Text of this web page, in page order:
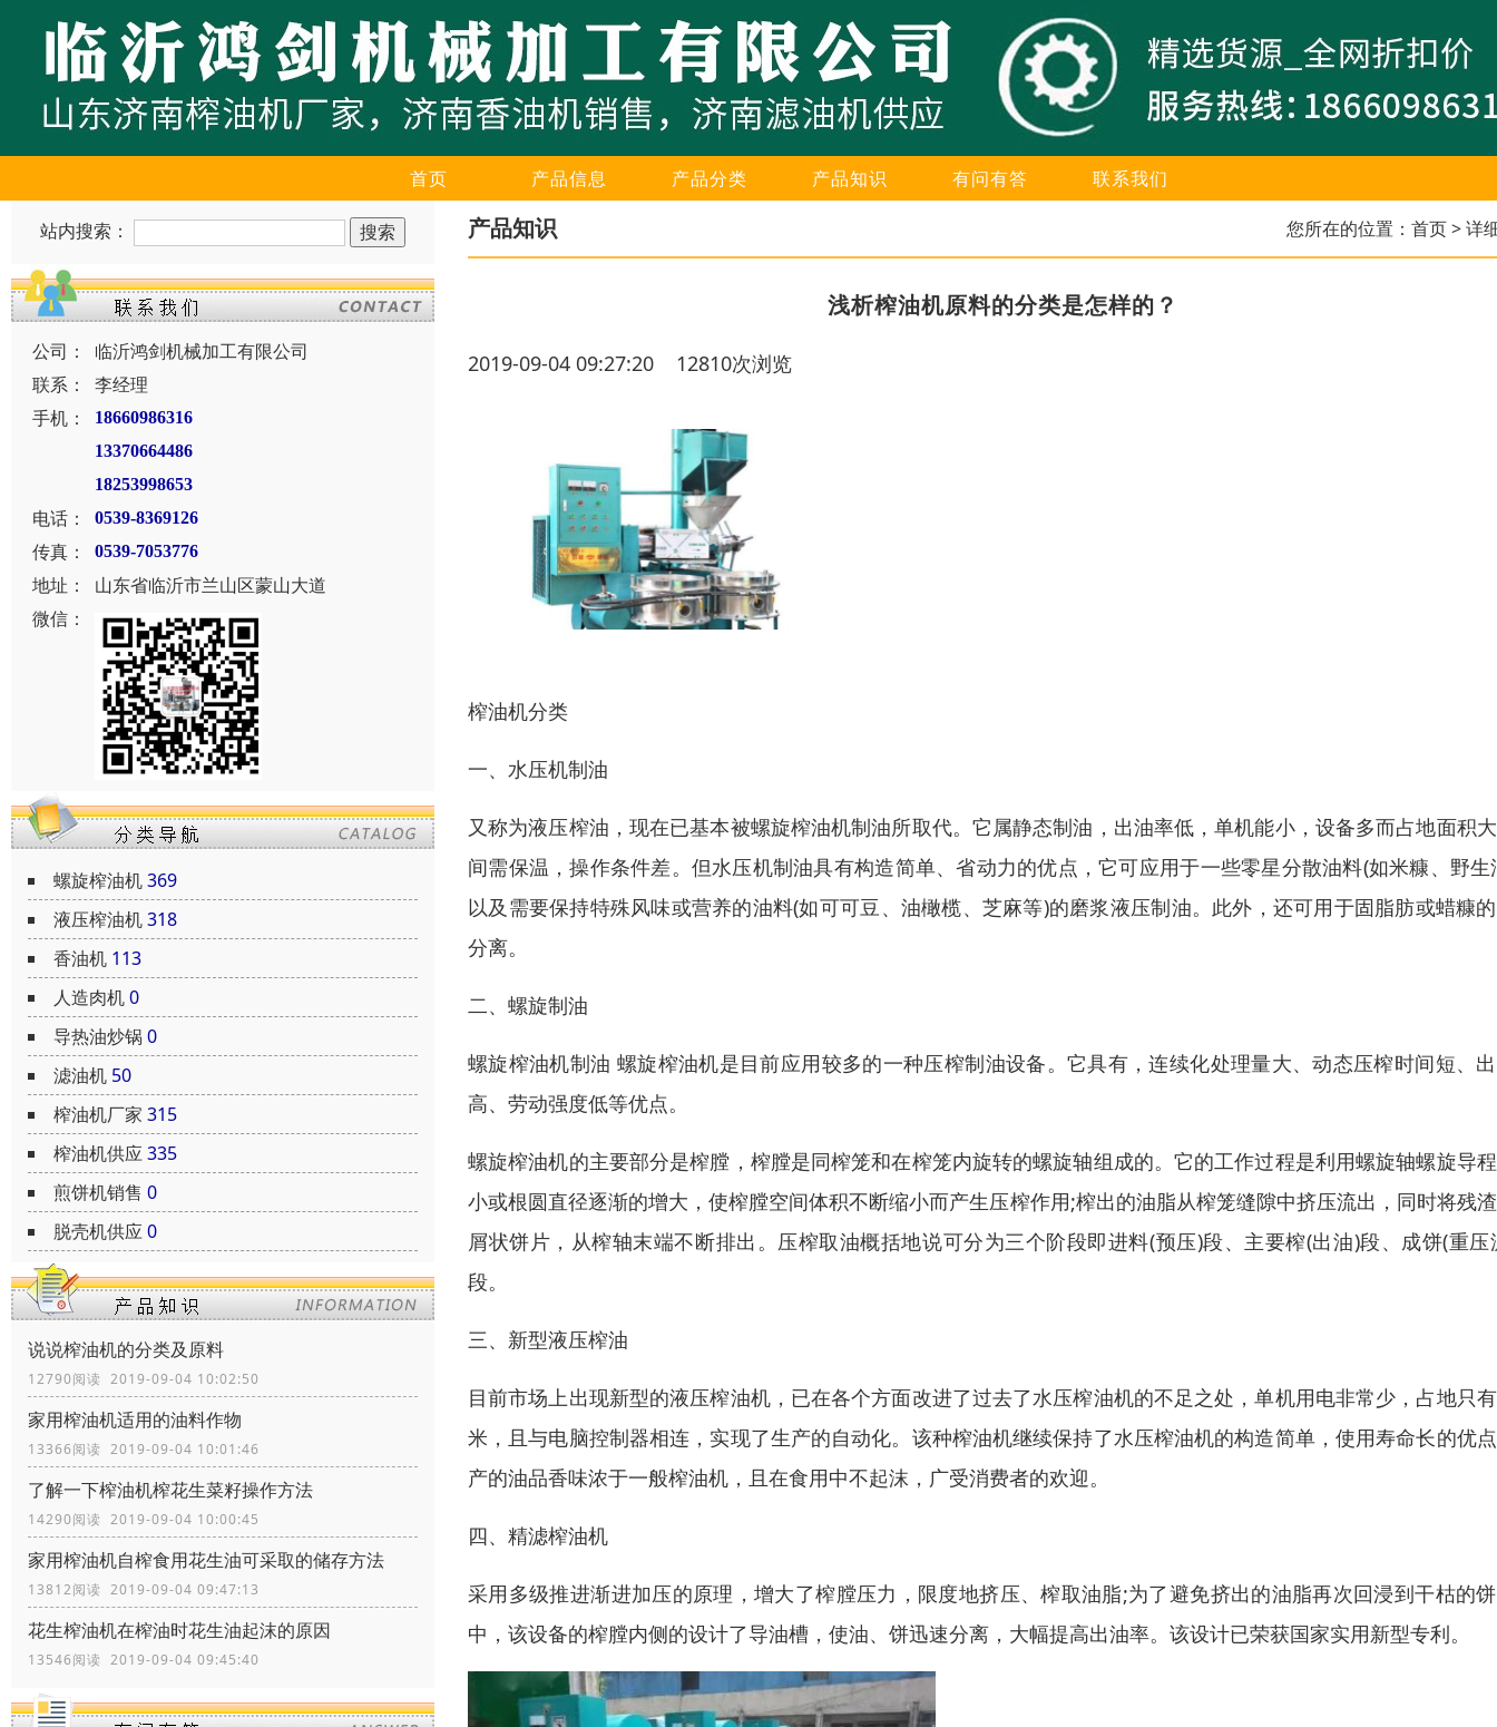
首页 产品信息 产品分类 产品知识 有问有答 联系我们
站内搜索：
公司：
临沂鸿剑机械加工有限公司
联系：
李经理
手机：
18660986316
13370664486
18253998653
电话： 0539-8369126
传真： 0539-7053776
地址：
山东省临沂市兰山区蒙山大道
微信：
螺旋榨油机369
液压榨油机318
香油机 113
人造肉机0
导热油炒锅 0
滤油机 50
榨油机厂家 315
榨油机供应335
煎饼机销售 0
脱壳机供应0
说说榨油机的分类及原料
12790阅读 2019-09-04 10:02:50
家用榨油机适用的油料作物
13366阅读 2019-09-04 10:01:46
了解一下榨油机榨花生菜籽操作方法
14290阅读 2019-09-04 10:00:45
家用榨油机自榨食用花生油可采取的储存方法
13812阅读 2019-09-04 09:47:13
花生榨油机在榨油时花生油起沫的原因
13546阅读 2019-09-04 09:45:40
产品知识 您所在的位置： 首页> 详
浅析榨油机原料的分类是怎样的？
2019-09-04 09:27:20 12810次浏览
榨油机分类
一、水压机制油
又称为液压榨油，现在已基本被螺旋榨油机制油所取代。它属静态制油，出油率低，单机能小，设备多而占地面积
间需保温，操作条件差。但水压机制油具有构造简单、省动力的优点，它可应用于一些零星分散油料(如米糠、野生
以及需要保持特殊风味或营养的油料(如可可豆、油橄榄、芝麻等)的磨浆液压制油。此外，还可用于固脂肪或蜡糠
分离。
二、螺旋制油
螺旋榨油机制油 螺旋榨油机是目前应用较多的一种压榨制油设备。它具有，连续化处理量大、动态压榨时间短、
高、劳动强度低等优点。
螺旋榨油机的主要部分是榨膛，榨膛是同榨笼和在榨笼内旋转的螺旋轴组成的。它的工作过程是利用螺旋轴螺旋导
小或根圆直径逐渐的增大，使榨膛空间体积不断缩小而产生压榨作用;榨出的油脂从榨笼缝隙中挤压流出，同时将残
屑状饼片，从榨轴末端不断排出。压榨取油概括地说可分为三个阶段即进料(预压)段、主要榨(出油)段、成饼(重压
段。
三、新型液压榨油
目前市场上出现新型的液压榨油机，已在各个方面改进了过去了水压榨油机的不足之处，单机用电非常少，占地只
米，且与电脑控制器相连，实现了生产的自动化。该种榨油机继续保持了水压榨油机的构造简单，使用寿命长的优
产的油品香味浓于一般榨油机，且在食用中不起沫，广受消费者的欢迎。
四、精滤榨油机
采用多级推进渐进加压的原理，增大了榨膛压力，限度地挤压、榨取油脂;为了避免挤出的油脂再次回浸到干枯的
中，该设备的榨膛内侧的设计了导油槽，使油、饼迅速分离，大幅提高出油率。该设计已荣获国家实用新型专利。